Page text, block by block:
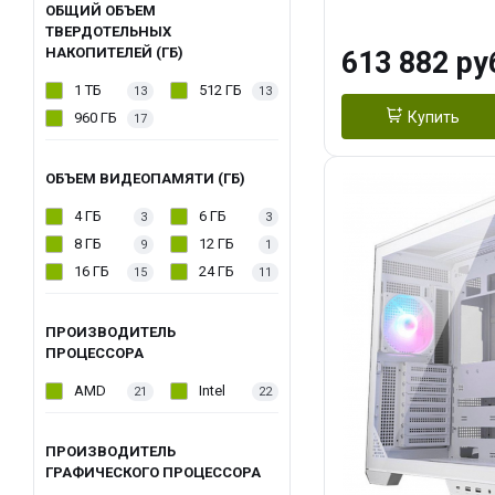
ОБЩИЙ ОБЪЕМ
ТВЕРДОТЕЛЬНЫХ
НАКОПИТЕЛЕЙ (ГБ)
1 ТБ 13 512 ГБ 13
960 ГБ 17
ОБЪЕМ ВИДЕОПАМЯТИ (ГБ)
4 ГБ 3 6 ГБ 3
8 ГБ 9 12 ГБ 1
16 ГБ 15 24 ГБ 11
ПРОИЗВОДИТЕЛЬ
ПРОЦЕССОРА
AMD 21 Intel 22
ПРОИЗВОДИТЕЛЬ
ГРАФИЧЕСКОГО ПРОЦЕССОРА
Turbo/ 960 ГБ
613 882
Купить